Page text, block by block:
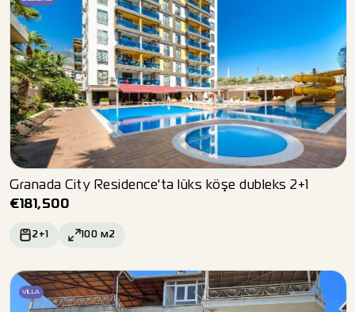
Granada City Residence'ta lüks köşe dubleks 2+1
€ 181,500
2+1 100 м2
VILLA